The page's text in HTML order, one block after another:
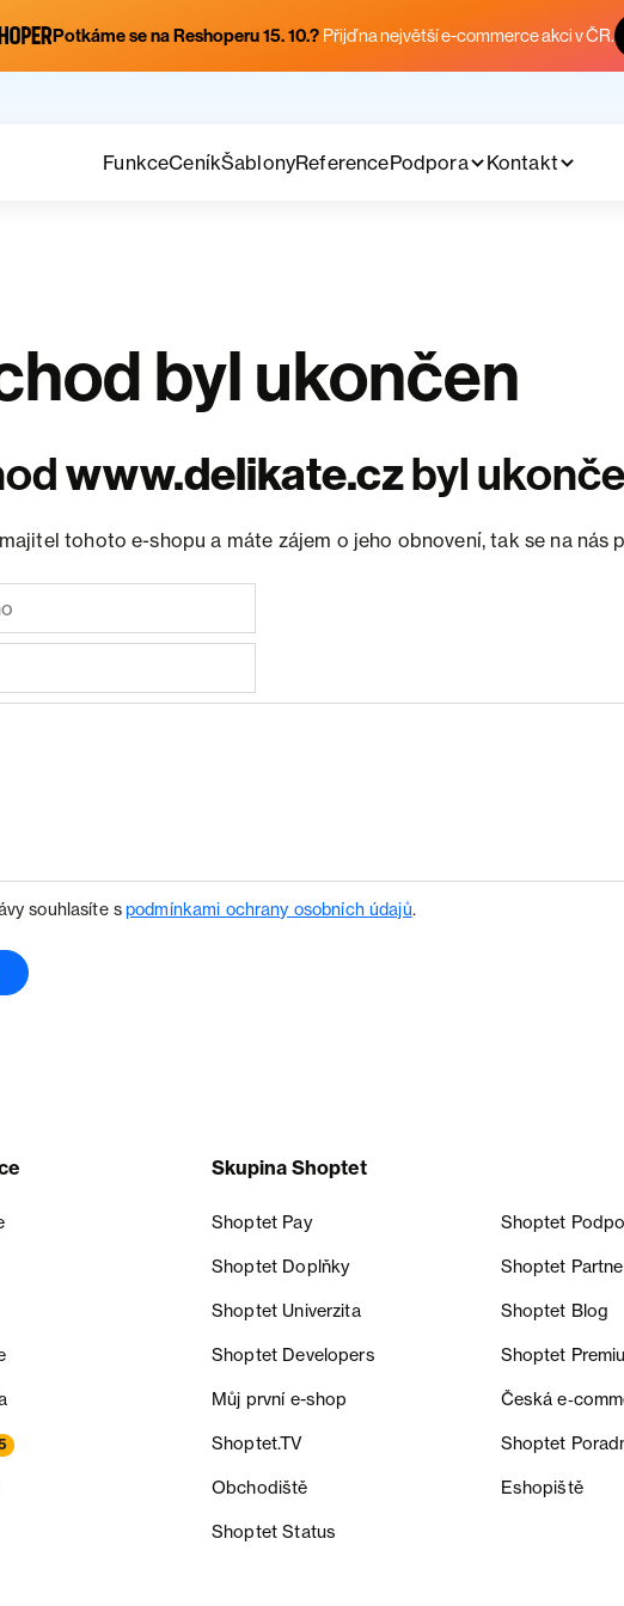
Potkáme se na Reshoperu 15. 10.? Přijď na největší e-commerce akci v ČR.
FunkceCeníkŠablonyReferencePodpora Kontakt
byl ukončen
www.delikate.czbyl
tohoto e-shopu a máte zájem o jeho obnovení, tak se na nás
souhlasíte spodmínkami ochrany osobních údajů.
Skupina Shoptet
Shoptet Pay Shoptet
Shoptet Doplňky Shoptet
Shoptet Univerzita Shoptet Blog
Shoptet Developers Shoptet
Můj první e-shop Česká
Shoptet.TV Shoptet
Obchodiště Eshopiště
Shoptet Status